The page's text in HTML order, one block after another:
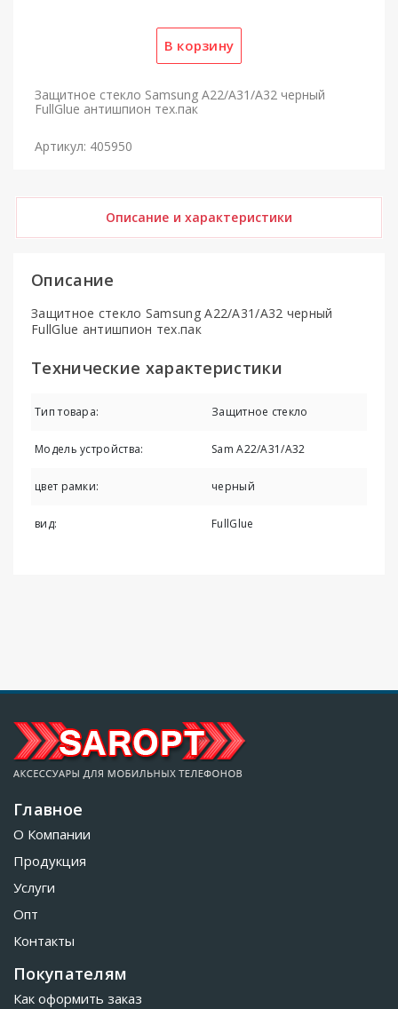
Защитное стекло Samsung A22/A31/A32 черный
FullGlue антишпион тех.пак
Артикул: 405950
Описание и характеристики
Описание
Защитное стекло Samsung A22/A31/A32 черный
FullGlue антишпион тех.пак
Технические характеристики
Тип товара: Защитное стекло
Модель устройства: Sam A22/A31/A32
цвет рамки: черный
вид: FullGlue
Главное
О Компании
Продукция
Услуги
Опт
Контакты
Покупателям
Как оформить заказ